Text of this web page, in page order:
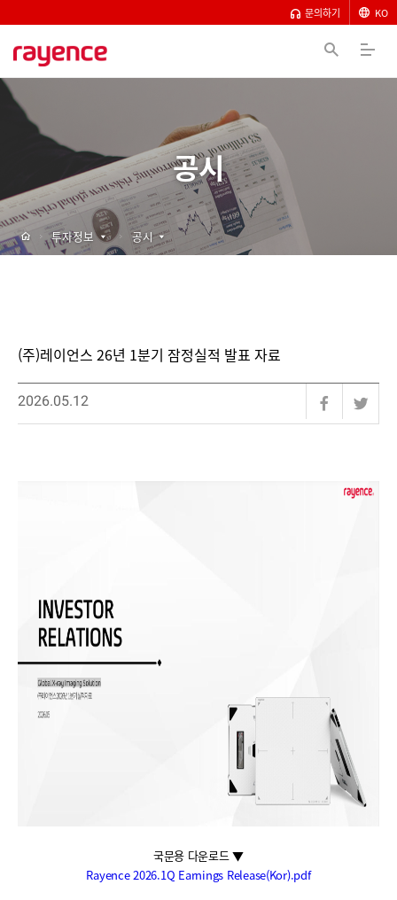
문의하기 KO
공시
(주)레이언스 26년 1분기 잠정실적 발표 자료
2026.05.12
국문용 다운로드 ▼
Rayence 2026.1Q Earnings Release(Kor).pdf